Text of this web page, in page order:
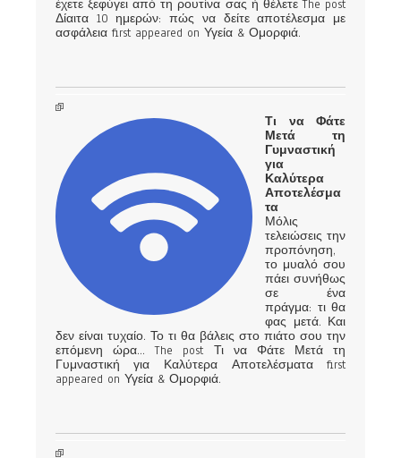
έχετε ξεφύγει από τη ρουτίνα σας ή θέλετε The post
Δίαιτα 10 ημερών: πώς να δείτε αποτέλεσμα με
ασφάλεια first appeared on Υγεία & Ομορφιά.
Τι να Φάτε
Μετά τη
Γυμναστική
για
Καλύτερα
Αποτελέσμα
τα
Μόλις
τελειώσεις την
προπόνηση,
το μυαλό σου
πάει συνήθως
σε ένα
πράγμα: τι θα
φας μετά. Και
δεν είναι τυχαίο. Το τι θα βάλεις στο πιάτο σου την
επόμενη ώρα… The post Τι να Φάτε Μετά τη
Γυμναστική για Καλύτερα Αποτελέσματα first
appeared on Υγεία & Ομορφιά.